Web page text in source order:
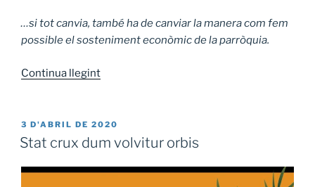
…si tot canvia, també ha de canviar la manera com fem
possible el sosteniment econòmic de la parròquia.
Continua llegint
BIZUM»
PUBLICAT
A
3 D'ABRIL DE 2020
Stat crux dum volvitur orbis